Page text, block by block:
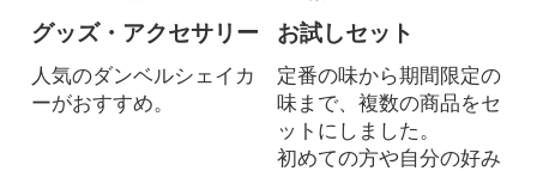
グッズ・アクセサリー
人気のダンベルシェイカ
ーがおすすめ。
お試しセット
定番の味から期間限定の
味まで、複数の商品をセ
ットにしました。
初めての方や自分の好み